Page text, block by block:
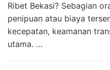
Ribet Bekasi? Sebagian
penipuan atau biaya
kecepatan, keamanan
utama. …